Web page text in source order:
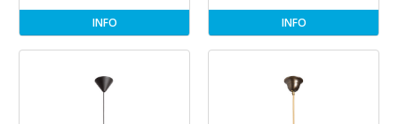
INFO INFO